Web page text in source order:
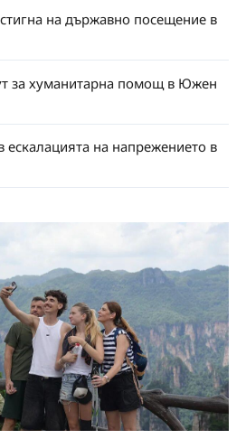
на държавно посещение в
за хуманитарна помощ в Южен
на напрежението в